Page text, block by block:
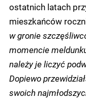
ostatnich latach
mieszkańców
w gronie
momencie
należy je liczyć
Dopiewo
swoich